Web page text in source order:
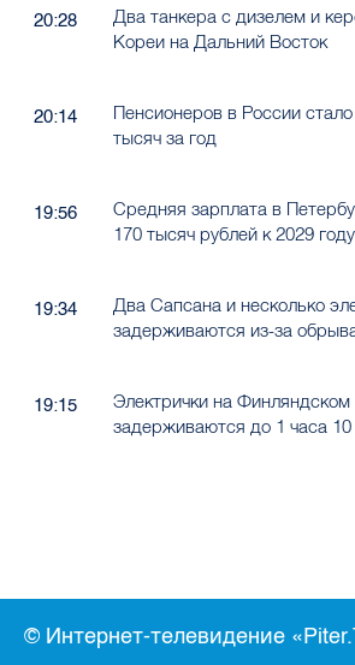
20:28
Два танкера с дизелем и
Кореи на Дальний Восток
20:14
Пенсионеров в России
тысяч за год
19:56
Средняя зарплата в
170 тысяч рублей к 2029 году
19:34
Два Сапсана и несколько
задерживаются из-за
19:15
Электрички на Финляндском
задерживаются до 1 часа 10
© Интернет-телевидение